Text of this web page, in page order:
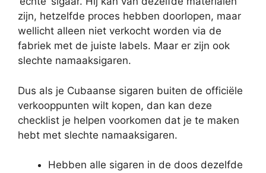
zijn, hetzelfde proces hebben doorlopen, maar
wellicht alleen niet verkocht worden via de
fabriek met de juiste labels. Maar er zijn ook
slechte namaaksigaren.
Dus als je Cubaanse sigaren buiten de officiële
verkooppunten wilt kopen, dan kan deze
checklist je helpen voorkomen dat je te maken
hebt met slechte namaaksigaren.
Hebben alle sigaren in de doos dezelfde